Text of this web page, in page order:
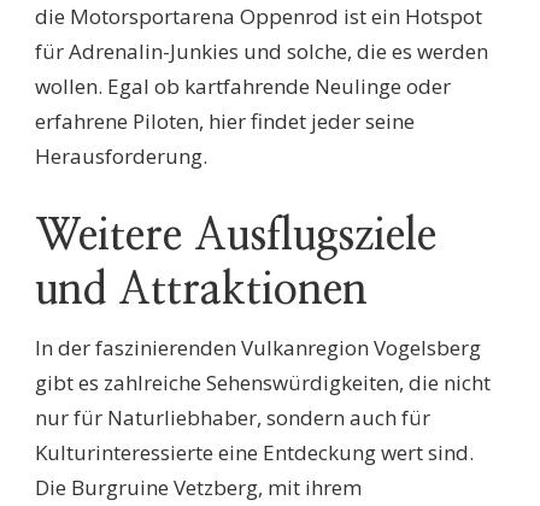
die Motorsportarena Oppenrod ist ein Hotspot
für Adrenalin-Junkies und solche, die es werden
wollen. Egal ob kartfahrende Neulinge oder
erfahrene Piloten, hier findet jeder seine
Herausforderung.
Weitere Ausflugsziele
und Attraktionen
In der faszinierenden Vulkanregion Vogelsberg
gibt es zahlreiche Sehenswürdigkeiten, die nicht
nur für Naturliebhaber, sondern auch für
Kulturinteressierte eine Entdeckung wert sind.
Die Burgruine Vetzberg, mit ihrem